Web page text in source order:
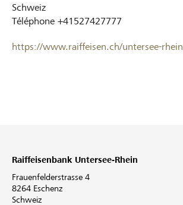
Schweiz
Téléphone +41527427777
https://www.raiffeisen.ch/untersee-rhein
Raiffeisenbank Untersee-Rhein
Frauenfelderstrasse 4
8264 Eschenz
Schweiz